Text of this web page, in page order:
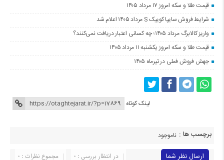
قیمت طلا و سکه امروز ۱۷ مرداد ۱۴۰۵
شرایط فروش سایپا کوییک S مرداد ۱۴۰۵ اعلام شد
واریز کالابرگ مرداد ۱۴۰۵؛ چه کسانی اعتبار دریافت نمی‌کنند؟
قیمت طلا و سکه امروز یکشنبه ۱۱ مرداد ۱۴۰۵
جهش فروش فملی در تیرماه ۱۴۰۵
لینک کوتاه
برچسب ها : ناموجود
ارسال نظر شما مجموع نظرات : 0 در انتظار بررسی : 0